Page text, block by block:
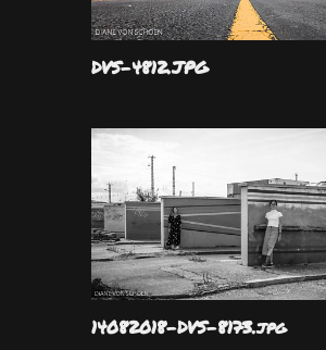
DVS-4812.JPG
14082018-DVS-8173.jpg